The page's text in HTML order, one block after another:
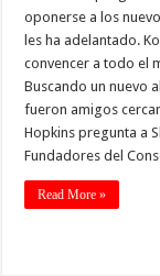
oponerse a los
les ha adelantado.
convencer a todo el
Buscando un nuevo
fueron amigos
Hopkins pregunta a
Fundadores del
Read More »